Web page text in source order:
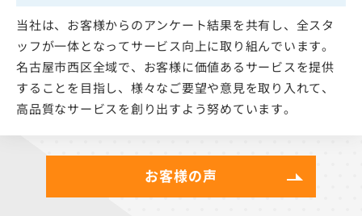
当社は、お客様からのアンケート結果を共有し、全スタ
ッフが一体となってサービス向上に取り組んでいます。
名古屋市西区全域で、お客様に価値あるサービスを提供
することを目指し、様々なご要望や意見を取り入れて、
高品質なサービスを創り出すよう努めています。
お客様の声